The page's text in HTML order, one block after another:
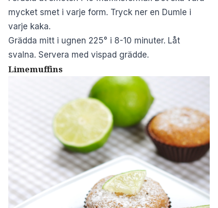
mycket smet i varje form. Tryck ner en Dumle i
varje kaka.
Grädda mitt i ugnen 225° i 8-10 minuter. Låt
svalna. Servera med vispad grädde.
Limemuffins